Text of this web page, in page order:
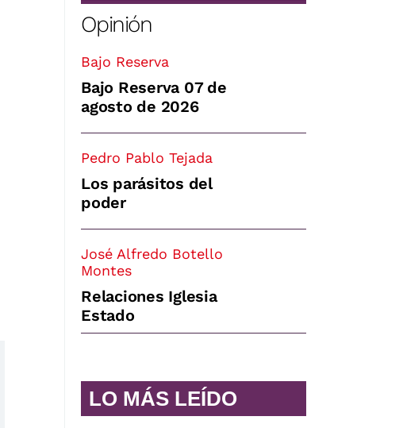
Opinión
Bajo Reserva
Bajo Reserva 07 de
agosto de 2026
Pedro Pablo Tejada
Los parásitos del
poder
José Alfredo Botello
Montes
Relaciones Iglesia
Estado
LO MÁS LEÍDO